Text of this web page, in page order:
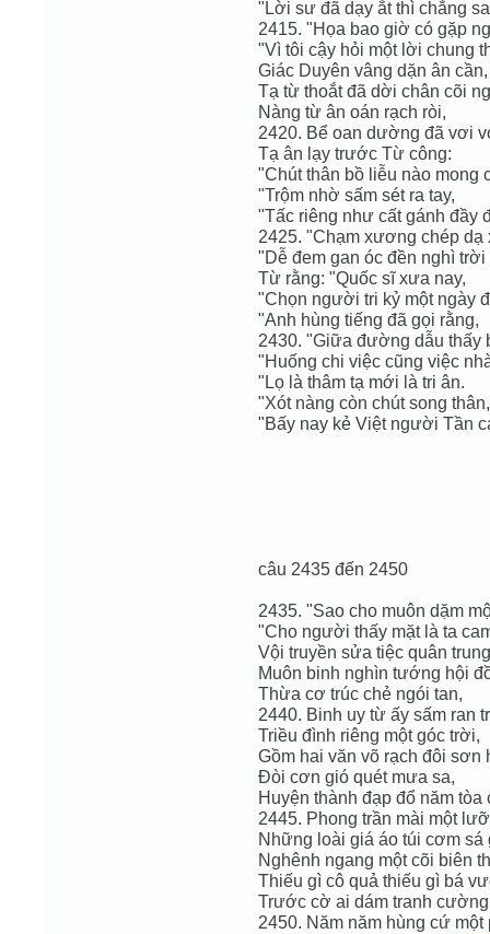
"Lời sư đã dạy ắt thì chẳng
2415. "Họa bao giờ có gặp
"Vì tôi cậy hỏi một lời chung
Giác Duyên vâng dặn ân cần,
Tạ từ thoắt đã dời chân cõi
Nàng từ ân oán rạch ròi,
2420. Bể oan dường đã vơi
Tạ ân lạy trước Từ công:
"Chút thân bồ liễu nào mong
"Trộm nhờ sấm sét ra tay,
"Tấc riêng như cất gánh đầy
2425. "Chạm xương chép dạ
"Dễ đem gan óc đền nghì trời
Từ rằng: "Quốc sĩ xưa nay,
"Chọn người tri kỷ một ngày
"Anh hùng tiếng đã gọi rằng,
2430. "Giữa đường dẫu thấy
"Huống chi việc cũng việc
"Lọ là thâm tạ mới là tri ân.
"Xót nàng còn chút song thân,
"Bấy nay kẻ Việt người Tần
câu 2435 đến 2450
2435. "Sao cho muôn dặm
"Cho người thấy mặt là ta
Vội truyền sửa tiệc quân
Muôn binh nghìn tướng hội
Thừa cơ trúc chẻ ngói tan,
2440. Binh uy từ ấy sấm ran
Triều đình riêng một góc trời,
Gồm hai văn võ rạch đôi sơn
Đòi cơn gió quét mưa sa,
Huyện thành đạp đổ năm tòa
2445. Phong trần mài một
Những loài giá áo túi cơm sá
Nghênh ngang một cõi biên
Thiếu gì cô quả thiếu gì bá
Trước cờ ai dám tranh
2450. Năm năm hùng cứ